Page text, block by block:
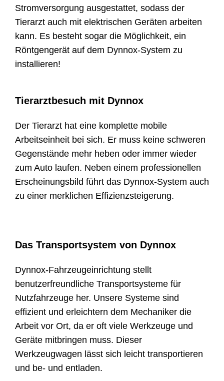
Stromversorgung ausgestattet, sodass der
Tierarzt auch mit elektrischen Geräten arbeiten
kann. Es besteht sogar die Möglichkeit, ein
Röntgengerät auf dem Dynnox-System zu
installieren!
Tierarztbesuch mit Dynnox
Der Tierarzt hat eine komplette mobile
Arbeitseinheit bei sich. Er muss keine schweren
Gegenstände mehr heben oder immer wieder
zum Auto laufen. Neben einem professionellen
Erscheinungsbild führt das Dynnox-System auch
zu einer merklichen Effizienzsteigerung.
Das Transportsystem von Dynnox
Dynnox-Fahrzeugeinrichtung stellt
benutzerfreundliche Transportsysteme für
Nutzfahrzeuge her. Unsere Systeme sind
effizient und erleichtern dem Mechaniker die
Arbeit vor Ort, da er oft viele Werkzeuge und
Geräte mitbringen muss. Dieser
Werkzeugwagen lässt sich leicht transportieren
und be- und entladen.